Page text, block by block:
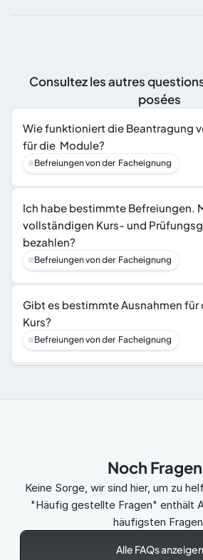
Consultez les autres
posées
Wie funktioniert die Beantragung
für die  Module?
Befreiungen von der  Facheignung
Ich habe bestimmte Befreiungen.
vollständigen Kurs- und
bezahlen?
Befreiungen von der  Facheignung
Gibt es bestimmte Ausnahmen für
Kurs?
Befreiungen von der  Facheignung
Noch
Keine Sorge, wir sind hier, um zu
"Häufig gestellte Fragen" enthält
häufigsten
Alle FAQs anzeigen